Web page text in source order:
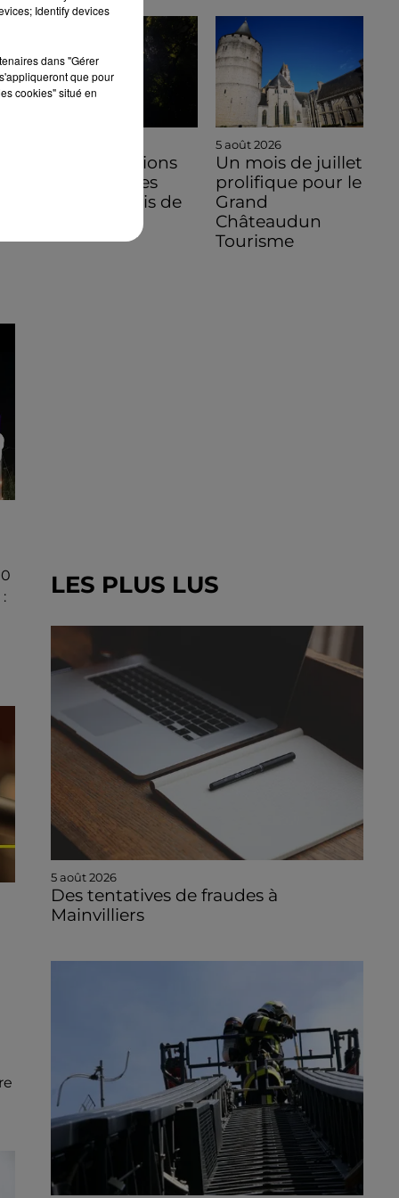
Des conditions
hors normes
pour le mois de
juillet 2026
5 août 2026
Un mois de juillet
prolifique pour le
Grand
Châteaudun
Tourisme
LES PLUS LUS
5 août 2026
Des tentatives de fraudes à
Mainvilliers
Identify devices
dans "Gérer
que pour
cookies" situé en